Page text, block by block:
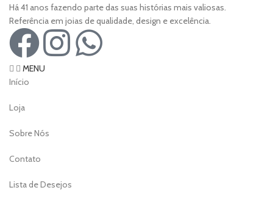
Há 41 anos fazendo parte das suas histórias mais valiosas.
Referência em joias de qualidade, design e excelência.
MENU
Início
Loja
Sobre Nós
Contato
Lista de Desejos